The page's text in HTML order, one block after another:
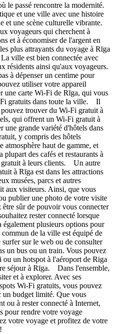
le passé rencontre la modernité.
et une ville avec une histoire
et une scène culturelle vibrante.
voyageurs qui cherchent à
et à économiser de l'argent en
plus attrayants du voyage à Rīga
ville est bien connectée avec
résidents ainsi qu'aux voyageurs.
à dépenser un centime pour
utiliser votre appareil
une carte Wi-Fi de Rīga, qui vous
Fi gratuits dans toute la ville. Il
trouver du Wi-Fi gratuit à
qui offrent un Wi-Fi gratuit à
une grande variété d'hôtels dans
y compris des hôtels
atmosphère haut de gamme, et
des cafés et restaurants à
à leurs clients. Un autre
à Rīga est dans les attractions
musées, parcs et autres
aux visiteurs. Ainsi, que vous
publier une photo de votre visite
sûr de pouvoir vous connecter
rester connecté lorsque
également plusieurs options pour
de la ville est équipé de
sur le web ou de consulter
un bus ou un train. Vous pouvez
un hotspot à l'aéroport de Riga
séjour à Rīga. Dans l'ensemble,
et à explorer. Avec ses
Wi-Fi gratuits, vous pouvez
budget limité. Que vous
ou à rester connecté à Internet,
pour rendre votre voyage
votre voyage et profitez de votre